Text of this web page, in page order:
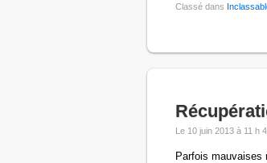
Classé dans
Le 10 juin 2013 à 11 h
Parfois mauvaises